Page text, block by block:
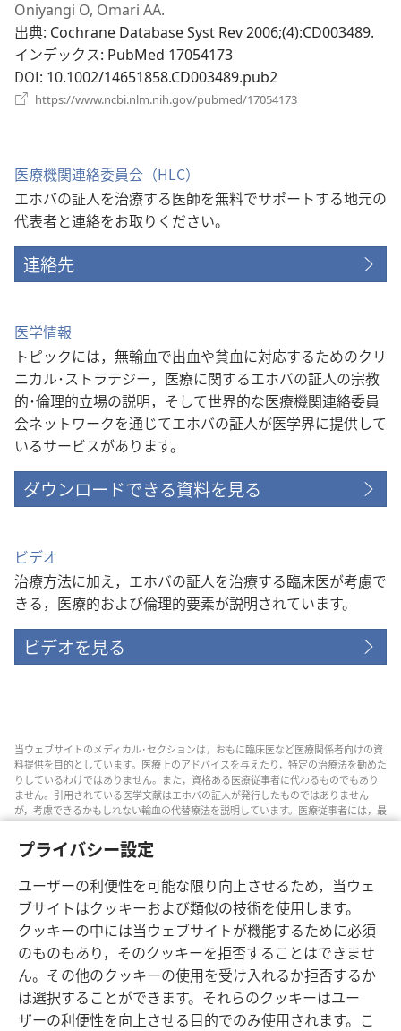
プライバシー設定
ユーザーの利便性を可能な限り向上させるため，当ウェ
ブサイトはクッキーおよび類似の技術を使用します。
クッキーの中には当ウェブサイトが機能するために必須
のものもあり，そのクッキーを拒否することはできませ
ん。その他のクッキーの使用を受け入れるか拒否するか
は選択することができます。それらのクッキーはユー
ザーの利便性を向上させる目的でのみ使用されます。こ
く）
し
い
タ
ブ
で
Oniyangi O, Omari AA.
出典‎: Cochrane Database Syst Rev 2006;(4):CD003489.
インデックス‎: PubMed 17054173
DOI‎: 10.1002/14651858.CD003489.pub2
https://www.ncbi.nlm.nih.gov/pubmed/17054173
開
医療機関連絡委員会（HLC）
エホバの証人を治療する医師を無料でサポートする地元の
代表者と連絡をお取りください。
連絡先
医学情報
トピックには，無輸血で出血や貧血に対応するためのクリ
ニカル･ストラテジー，医療に関するエホバの証人の宗教
的･倫理的立場の説明，そして世界的な医療機関連絡委員
会ネットワークを通じてエホバの証人が医学界に提供して
いるサービスがあります。
ダウンロードできる資料を見る
ビデオ
治療方法に加え，エホバの証人を治療する臨床医が考慮で
きる，医療的および倫理的要素が説明されています。
ビデオを見る
当ウェブサイトのメディカル･セクションは，おもに臨床医など医療関係者向けの資
料提供を目的としています。医療上のアドバイスを与えたり，特定の治療法を勧めた
りしているわけではありません。また，資格ある医療従事者に代わるものでもあり
ません。引用されている医学文献はエホバの証人が発行したものではありません
が，考慮できるかもしれない輸血の代替療法を説明しています。医療従事者には，最
新情報に通じるようにし，患者と治療の選択肢について話し合い，患者が自分の健
康状態，意思，価値観，信条に合った決定を下せるよう助ける責任があります。記
されている方法すべてがどの患者にも当てはまるとは限らず，患者によっては受け入
患者の皆さんへ: 自分の健康状態や治療法については，医師などの医療従事者のアド
バイスを求めるようにしてください。病気の疑いがあるなら，医師の診察を受けて
ください。
このウェブサイトの利用は，当サイトの利用規約に準拠するものとします。